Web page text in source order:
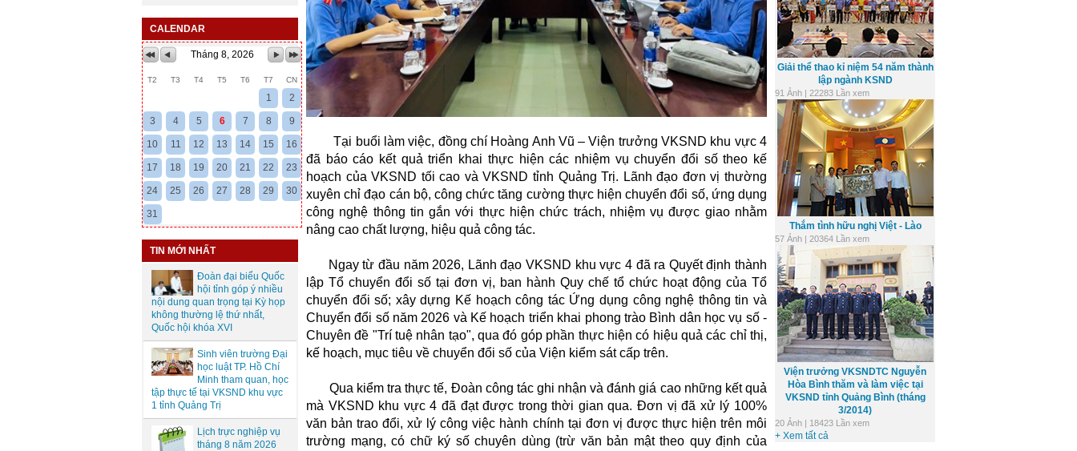
CALENDAR
Tháng 8, 2026
T2 T3 T4 T5 T6 T7 CN
1 2
3 4 5 6 7 8 9
10 11 12 13 14 15 16
17 18 19 20 21 22 23
24 25 26 27 28 29 30
31
TIN MỚI NHẤT
Đoàn đại biểu Quốc
hội tỉnh góp ý nhiều
nội dung quan trọng tại Kỳ họp
không thường lệ thứ nhất,
Quốc hội khóa XVI
Sinh viên trường Đại
học luật TP. Hồ Chí
Minh tham quan, học
tập thực tế tại VKSND khu vực
1 tỉnh Quảng Trị
Lịch trực nghiệp vụ
tháng 8 năm 2026
Tại buổi làm việc, đồng chí Hoàng Anh Vũ – Viện trưởng VKSND khu vực 4
đã báo cáo kết quả triển khai thực hiện các nhiệm vụ chuyển đổi số theo kế
hoạch của VKSND tối cao và VKSND tỉnh Quảng Trị. Lãnh đạo đơn vị thường
xuyên chỉ đạo cán bộ, công chức tăng cường thực hiện chuyển đổi số, ứng dụng
công nghệ thông tin gắn với thực hiện chức trách, nhiệm vụ được giao nhằm
nâng cao chất lượng, hiệu quả công tác.
Ngay từ đầu năm 2026, Lãnh đạo VKSND khu vực 4 đã ra Quyết định thành
lập Tổ chuyển đổi số tại đơn vị, ban hành Quy chế tổ chức hoạt động của Tổ
chuyển đổi số; xây dựng Kế hoạch công tác Ứng dụng công nghệ thông tin và
Chuyển đổi số năm 2026 và Kế hoạch triển khai phong trào Bình dân học vụ số -
Chuyên đề "Trí tuệ nhân tạo", qua đó góp phần thực hiện có hiệu quả các chỉ thị,
kế hoạch, mục tiêu về chuyển đổi số của Viện kiểm sát cấp trên.
Qua kiểm tra thực tế, Đoàn công tác ghi nhận và đánh giá cao những kết quả
mà VKSND khu vực 4 đã đạt được trong thời gian qua. Đơn vị đã xử lý 100%
văn bản trao đổi, xử lý công việc hành chính tại đơn vị được thực hiện trên môi
trường mạng, có chữ ký số chuyên dùng (trừ văn bản mật theo quy định của
Giải thể thao kỉ niệm 54 năm thành
lập ngành KSND
91 Ảnh | 22283 Lần xem
Thắm tình hữu nghị Việt - Lào
57 Ảnh | 20364 Lần xem
Viện trưởng VKSNDTC Nguyễn
Hòa Bình thăm và làm việc tại
VKSND tỉnh Quảng Bình (tháng
3/2014)
20 Ảnh | 18423 Lần xem
+ Xem tất cả